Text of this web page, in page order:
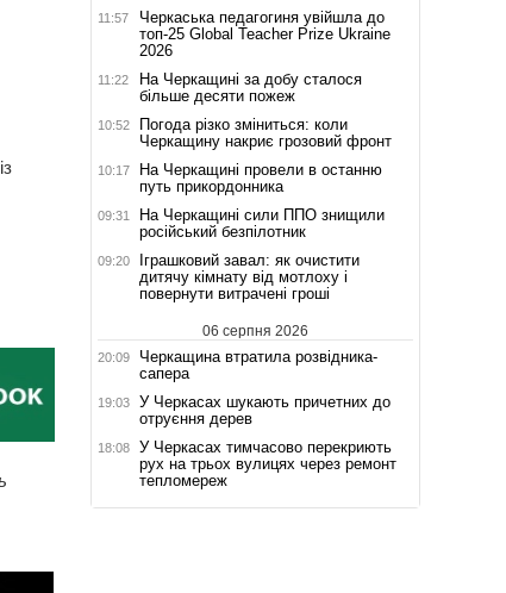
11:57
Черкаська педагогиня увійшла до
топ-25 Global Teacher Prize Ukraine
2026
11:22
На Черкащині за добу сталося
більше десяти пожеж
10:52
Погода різко зміниться: коли
Черкащину накриє грозовий фронт
10:17
На Черкащині провели в останню
путь прикордонника
09:31
На Черкащині сили ППО знищили
російський безпілотник
09:20
Іграшковий завал: як очистити
дитячу кімнату від мотлоху і
повернути витрачені гроші
06 серпня 2026
20:09
Черкащина втратила розвідника-
сапера
19:03
У Черкасах шукають причетних до
отруєння дерев
18:08
У Черкасах тимчасово перекриють
рух на трьох вулицях через ремонт
тепломереж